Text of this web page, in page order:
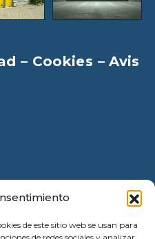
de este sitio web se usan para
– Cookies – Avis